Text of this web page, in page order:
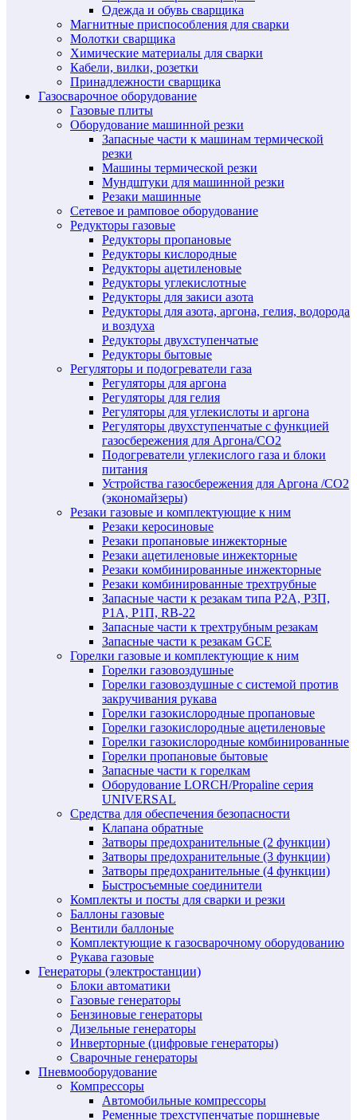
Одежда и обувь сварщика
Магнитные приспособления для сварки
Молотки сварщика
Химические материалы для сварки
Кабели, вилки, розетки
Принадлежности сварщика
Газосварочное оборудование
Газовые плиты
Оборудование машинной резки
Запасные части к машинам термической
резки
Машины термической резки
Мундштуки для машинной резки
Резаки машинные
Сетевое и рамповое оборудование
Редукторы газовые
Редукторы пропановые
Редукторы кислородные
Редукторы ацетиленовые
Редукторы углекислотные
Редукторы для закиси азота
Редукторы для азота, аргона, гелия, водорода
и воздуха
Редукторы двухступенчатые
Редукторы бытовые
Регуляторы и подогреватели газа
Регуляторы для аргона
Регуляторы для гелия
Регуляторы для углекислоты и аргона
Регуляторы двухступенчатые c функцией
газосбережения для Аргона/СО2
Подогреватели углекислого газа и блоки
питания
Устройства газосбережения для Аргона /СО2
(экономайзеры)
Резаки газовые и комплектующие к ним
Резаки керосиновые
Резаки пропановые инжекторные
Резаки ацетиленовые инжекторные
Резаки комбинированные инжекторные
Резаки комбинированные трехтрубные
Запасные части к резакам типа Р2А, Р3П,
Р1А, Р1П, RB-22
Запасные части к трехтрубным резакам
Запасные части к резакам GCE
Горелки газовые и комплектующие к ним
Горелки газовоздушные
Горелки газовоздушные с системой против
закручивания рукава
Горелки газокислородные пропановые
Горелки газокислородные ацетиленовые
Горелки газокислородные комбинированные
Горелки пропановые бытовые
Запасные части к горелкам
Оборудование LORCH/Propaline серия
UNIVERSAL
Средства для обеспечения безопасности
Клапана обратные
Затворы предохранительные (2 функции)
Затворы предохранительные (3 функции)
Затворы предохранительные (4 функции)
Быстросъемные соединители
Комплекты и посты для сварки и резки
Баллоны газовые
Вентили баллоные
Комплектующие к газосварочному оборудованию
Рукава газовые
Генераторы (электростанции)
Блоки автоматики
Газовые генераторы
Бензиновые генераторы
Дизельные генераторы
Инверторные (цифровые генераторы)
Сварочные генераторы
Пневмооборудование
Компрессоры
Автомобильные компрессоры
Ременные трехступенчатые поршневые